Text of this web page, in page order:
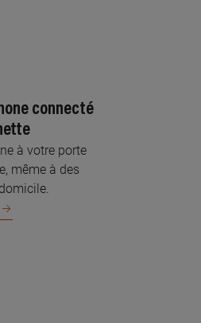
connecté
à votre porte
même à des